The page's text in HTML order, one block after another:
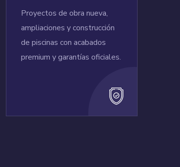
Proyectos de obra nueva,
ampliaciones y construcción
de piscinas con acabados
premium y garantías oficiales.